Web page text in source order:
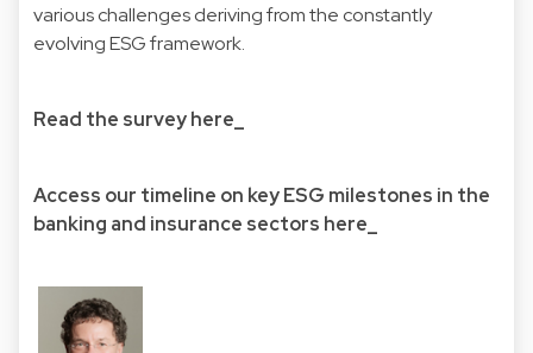
various challenges deriving from the constantly
evolving ESG framework.
Read the survey here_
Access our timeline on key ESG milestones in the
banking and insurance sectors here_